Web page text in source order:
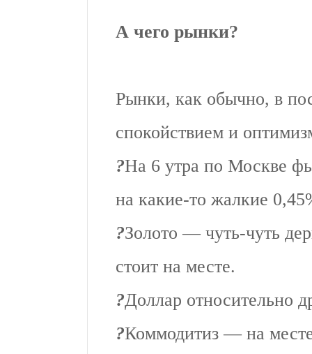
А чего рынки?
Рынки, как обычно, в
спокойствием и
?На 6 утра по Москве
на какие-то жалкие
?Золото — чуть-чуть
стоит на месте.
?Доллар относительно
?Коммодитиз — на